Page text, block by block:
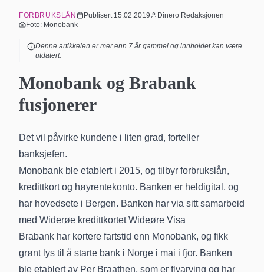
FORBRUKSLÅN Publisert 15.02.2019
Dinero Redaksjonen
Foto: Monobank
Denne artikkelen er mer enn 7 år gammel og innholdet kan være
utdatert.
Monobank og Brabank
fusjonerer
Det vil påvirke kundene i liten grad, forteller
banksjefen.
Monobank ble etablert i 2015, og tilbyr forbrukslån,
kredittkort og høyrentekonto. Banken er heldigital, og
har hovedsete i Bergen. Banken har via sitt samarbeid
med Widerøe kredittkortetWideøre Visa
Brabank har kortere fartstid enn Monobank, og fikk
grønt lys til å starte bank i Norge i mai i fjor. Banken
ble etablert av Per Braathen, som er flyarving og har